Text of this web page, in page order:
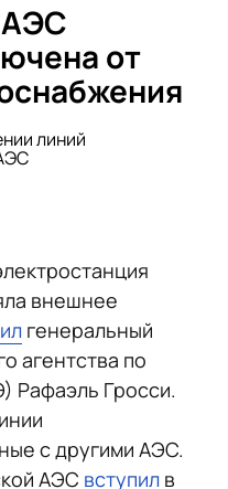
АЭС
от
линий
внешнее
генеральный
агентства по
Рафаэль Гросси.
с другими АЭС.
АЭС вступил в